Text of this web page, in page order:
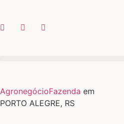
AgronegócioFazenda em
PORTO ALEGRE, RS